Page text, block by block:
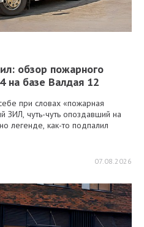
обзор пожарного
на базе Валдая 12
при словах «пожарная
ЗИЛ, чуть-чуть опоздавший на
легенде, как-то подпалил
07.08.2026